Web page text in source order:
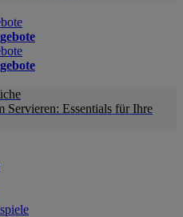
Servieren: Essentials für Ihre